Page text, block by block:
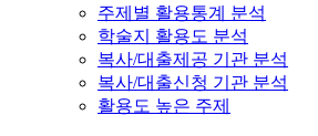
주제별 활용통계 분석
학술지 활용도 분석
복사/대출제공 기관 분석
복사/대출신청 기관 분석
활용도 높은 주제